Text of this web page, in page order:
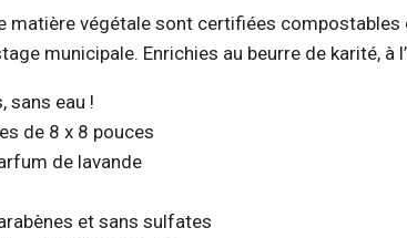
matière végétale sont certifiées
municipale. Enrichies au beurre de karité,
sans eau !
de 8 x 8 pouces
de lavande
et sans sulfates